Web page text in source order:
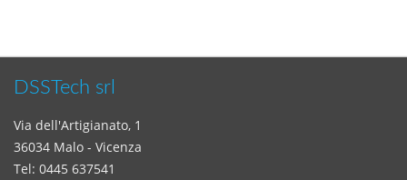
DSSTech srl
Via dell'Artigianato, 1
36034 Malo - Vicenza
Tel: 0445 637541